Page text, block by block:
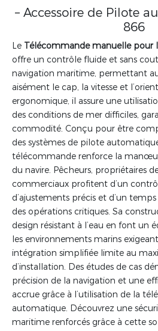
– Accessoire de Pilote
866
Le Télécommande manuelle
offre un contrôle fluide et sans
navigation maritime, permettant
aisément le cap, la vitesse et
ergonomique, il assure une
des conditions de mer difficiles,
commodité. Conçu pour être
des systèmes de pilote
télécommande renforce la
du navire. Pêcheurs, propriétaires
commerciaux profitent d’un
d’ajustements précis et d’un
des opérations critiques. Sa
design résistant à l’eau en font un
les environnements marins
intégration simplifiée limite au
d’installation. Des études de cas
précision de la navigation et une
accrue grâce à l’utilisation de la
automatique. Découvrez une
maritime renforcés grâce à cette